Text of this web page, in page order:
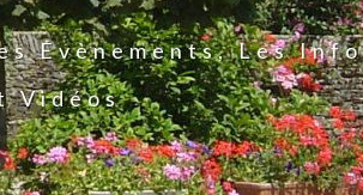
Évènements, Les
Vidéos